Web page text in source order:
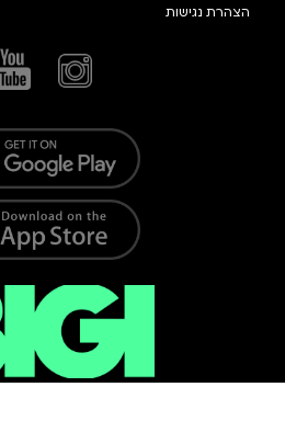
הצהרת נגישות